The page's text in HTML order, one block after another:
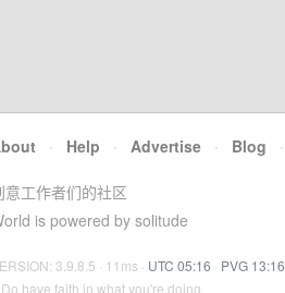
· Help · Advertise · Blog ·
意工作者们的社区
is powered by solitude
3.9.8.5 · 11ms · UTC 05:16 · PVG 13:16
have faith in what you're doing.